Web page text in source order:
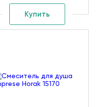
Купить